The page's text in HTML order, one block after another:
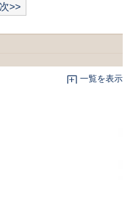
次>>
一覧を表示